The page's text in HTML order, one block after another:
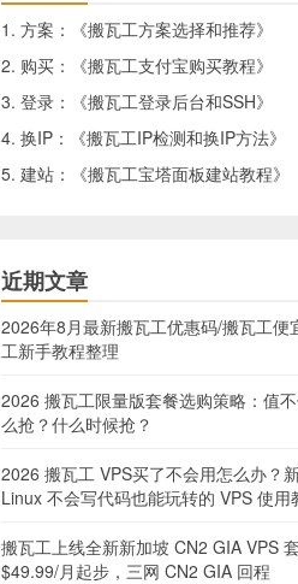
1. 方案：《搬瓦工方案选择和推荐》
2. 购买：《搬瓦工支付宝购买教程》
3. 登录：《搬瓦工登录后台和SSH》
4. 换IP：《搬瓦工IP检测和换IP方法》
5. 建站：《搬瓦工宝塔面板建站教程》
近期文章
2026年8月最新搬瓦工优惠码/搬瓦工便
工新手教程整理
2026 搬瓦工限量版套餐选购策略：值
么抢？什么时候抢？
2026 搬瓦工 VPS买了不会用怎么办？
Linux 不会写代码也能玩转的 VPS 使用
搬瓦工上线全新新加坡 CN2 GIA VPS
$49.99/月起步，三网 CN2 GIA 回程